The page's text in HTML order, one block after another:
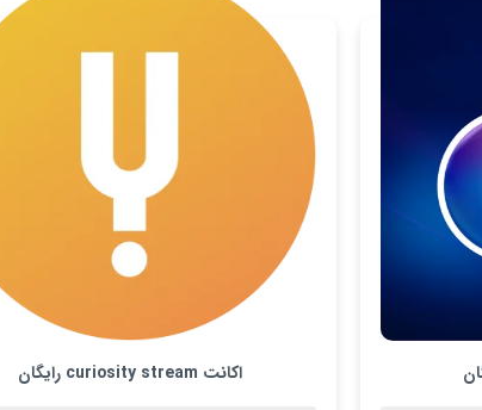
اکانت curiosity stream رایگان